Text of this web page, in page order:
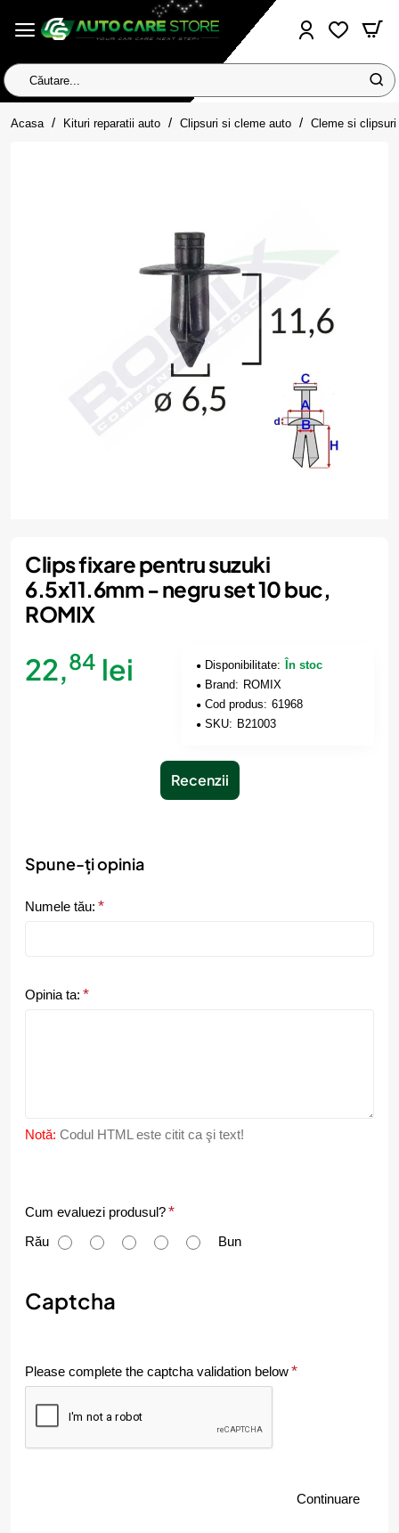
Căutare...
Acasa homeKituri reparatii auto Clipsuri si cleme auto Cleme si
Clips fixare pentru suzuki
6.5x11.6mm - negru set 10 buc,
ROMIX
22,84 lei Disponibilitate:
În stoc
Brand: ROMIX
Cod produs: 61968
SKU: B21003
Recenzii
Spune-ți opinia
Numele tău:
Opinia ta:
Notă: Codul HTML este citit ca şi text!
C
u
e
l
e
Cum evaluezi produsul?
Rău
Bun
Captcha
Please complete the captcha validation below
Continuare